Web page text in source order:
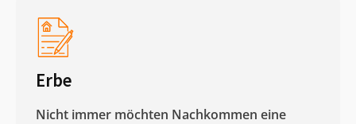
Erbe
Nicht immer möchten Nachkommen eine